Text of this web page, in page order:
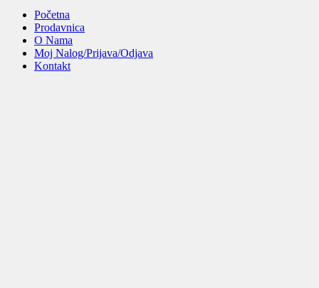
Početna
Prodavnica
O Nama
Moj Nalog/Prijava/Odjava
Kontakt